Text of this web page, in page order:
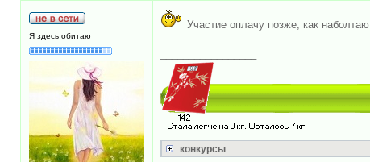
Я здесь обитаю
Участие оплачу позже, как наболтаю
конкурсы